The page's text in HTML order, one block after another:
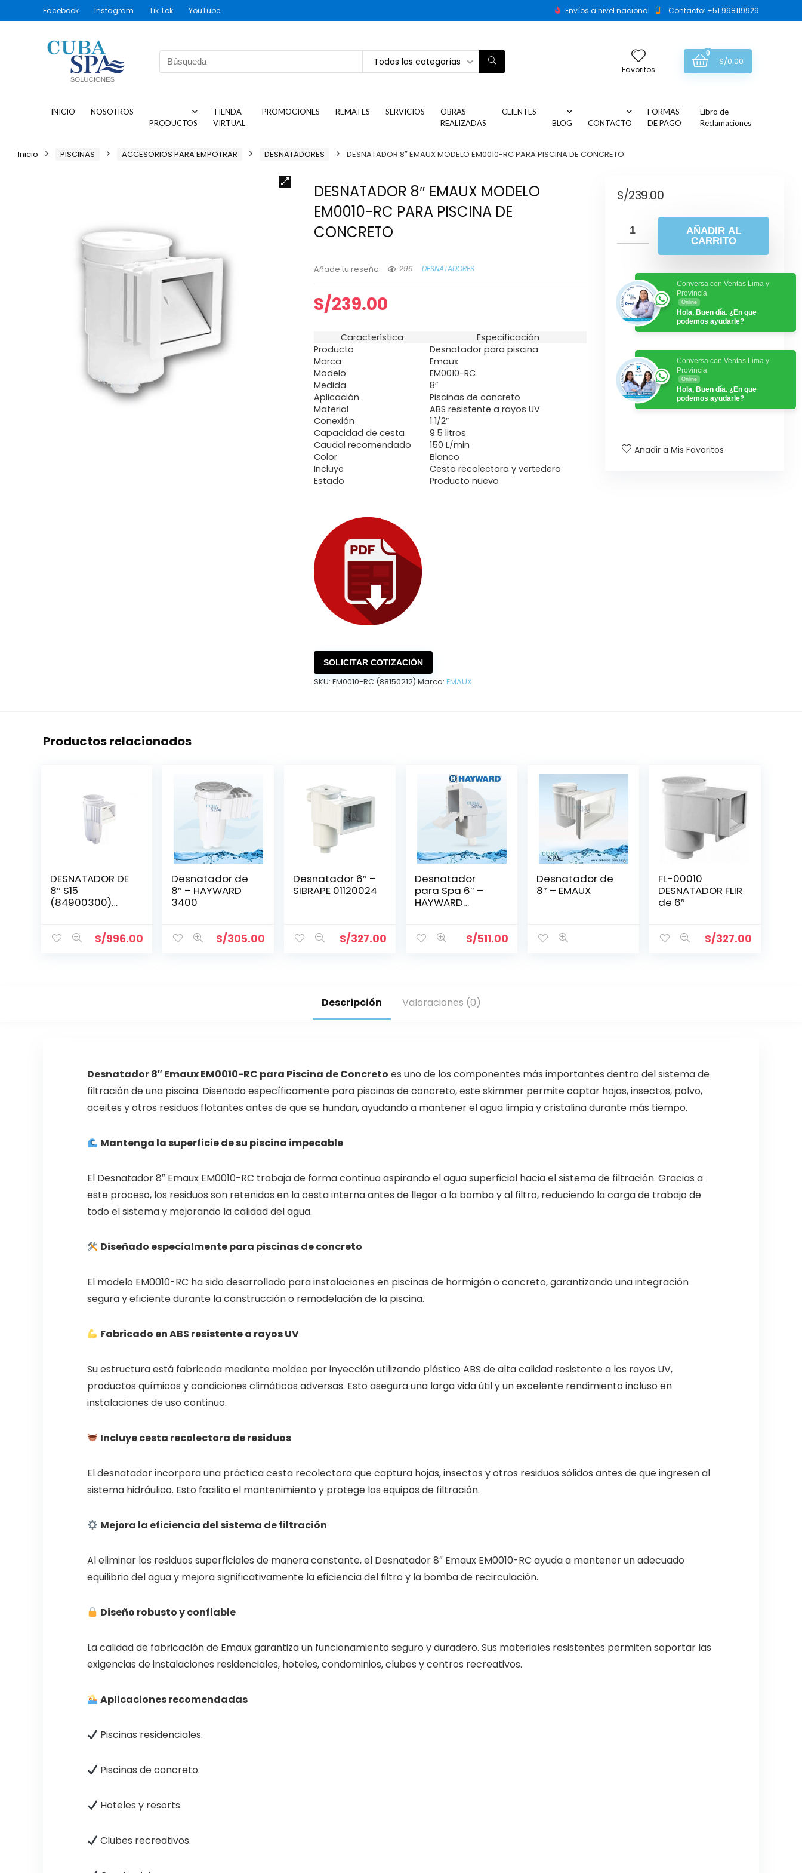
Facebook Instagram Tik Tok YouTube Envíos a nivel nacional Contacto: +51 998119929
Todas las categorías
Favoritos
0
S/0.00
INICIO
NOSOTROS
PRODUCTOS
TIENDA
VIRTUAL
PROMOCIONES REMATES SERVICIOS
OBRAS
REALIZADAS
CLIENTES
BLOG
CONTACTO
FORMAS
DE PAGO
Libro de
Reclamaciones
Inicio PISCINAS ACCESORIOS PARA EMPOTRAR DESNATADORES DESNATADOR 8″ EMAUX MODELO EM0010-RC PARA PISCINA DE CONCRETO
DESNATADOR 8″ EMAUX MODELO
EM0010-RC PARA PISCINA DE
CONCRETO
Añade tu reseña 296 DESNATADORES
S/239.00
Característica
Especificación
Producto
Desnatador para piscina
Marca
Emaux
Modelo
EM0010-RC
Medida
8″
Aplicación
Piscinas de concreto
Material
ABS resistente a rayos UV
Conexión
1 1/2″
Capacidad de cesta
9.5 litros
Caudal recomendado
150 L/min
Color
Blanco
Incluye
Cesta recolectora y vertedero
Estado
Producto nuevo
SOLICITAR COTIZACIÓN
SKU:EM0010-RC (88150212) Marca:EMAUX
S/239.00
AÑADIR AL
CARRITO
Conversa con Ventas Lima y
Provincia
Online
Hola, Buen día. ¿En que
podemos ayudarle?
Conversa con Ventas Lima y
Provincia
Online
Hola, Buen día. ¿En que
podemos ayudarle?
Añadir a Mis Favoritos
Productos relacionados
DESNATADOR DE
8″ S15
(84900300)
S/996.00
Desnatador de
8″ – HAYWARD
3400
S/305.00
Desnatador 6″ –
SIBRAPE 01120024
S/327.00
Desnatador
para Spa 6″ –
HAYWARD
S/511.00
Desnatador de
8″ – EMAUX
FL-00010
DESNATADOR FLIR
de 6″
S/327.00
Descripción Valoraciones (0)
Desnatador 8″ Emaux EM0010-RC para Piscina de Concreto es uno de los componentes más importantes dentro del sistema de
filtración de una piscina. Diseñado específicamente para piscinas de concreto, este skimmer permite captar hojas, insectos, polvo,
aceites y otros residuos flotantes antes de que se hundan, ayudando a mantener el agua limpia y cristalina durante más tiempo.
Mantenga la superficie de su piscina impecable
El Desnatador 8″ Emaux EM0010-RC trabaja de forma continua aspirando el agua superficial hacia el sistema de filtración. Gracias a
este proceso, los residuos son retenidos en la cesta interna antes de llegar a la bomba y al filtro, reduciendo la carga de trabajo de
todo el sistema y mejorando la calidad del agua.
Diseñado especialmente para piscinas de concreto
El modelo EM0010-RC ha sido desarrollado para instalaciones en piscinas de hormigón o concreto, garantizando una integración
segura y eficiente durante la construcción o remodelación de la piscina.
Fabricado en ABS resistente a rayos UV
Su estructura está fabricada mediante moldeo por inyección utilizando plástico ABS de alta calidad resistente a los rayos UV,
productos químicos y condiciones climáticas adversas. Esto asegura una larga vida útil y un excelente rendimiento incluso en
instalaciones de uso continuo.
Incluye cesta recolectora de residuos
El desnatador incorpora una práctica cesta recolectora que captura hojas, insectos y otros residuos sólidos antes de que ingresen al
sistema hidráulico. Esto facilita el mantenimiento y protege los equipos de filtración.
Mejora la eficiencia del sistema de filtración
Al eliminar los residuos superficiales de manera constante, el Desnatador 8″ Emaux EM0010-RC ayuda a mantener un adecuado
equilibrio del agua y mejora significativamente la eficiencia del filtro y la bomba de recirculación.
Diseño robusto y confiable
La calidad de fabricación de Emaux garantiza un funcionamiento seguro y duradero. Sus materiales resistentes permiten soportar las
exigencias de instalaciones residenciales, hoteles, condominios, clubes y centros recreativos.
Aplicaciones recomendadas
Piscinas residenciales.
Piscinas de concreto.
Hoteles y resorts.
Clubes recreativos.